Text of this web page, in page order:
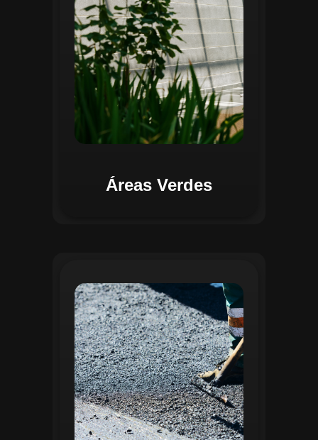
Áreas Verdes
a avaliar ações realizadas, promovendo a
sustentabilidade e o uso estratégico do
espaço urbano.
Na Gestão de Pavimentação, o Regente
oferece ferramentas para mapear, avaliar
e monitorar a infraestrutura viária. O
sistema permite registrar condições dos
pavimentos, identificar áreas críticas e
planejar ações de manutenção preventiva
e corretiva. Com o auxílio do
geoprocessamento, é possível gerar
mapas detalhados que facilitam a
priorização de intervenções, otimizando
recursos e assegurando maior
durabilidade das vias. Relatórios
personalizáveis garantem transparência e
suporte na tomada de decisões
estratégicas.